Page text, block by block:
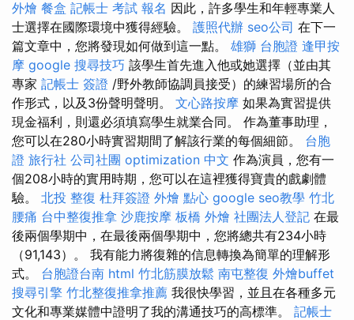
外燴 餐盒 記帳士 考試 報名 因此，許多學生和年輕專業人
士選擇在國際環境中獲得經驗。 護照代辦 seo公司 在下一
篇文章中，您將發現如何做到這一點。 雄獅 台胞證 逢甲按
摩 google 搜尋技巧 該學生首先進入他或她選擇（並由其
專家 記帳士 簽證 /野外教師協調員接受）的練習場所的合
作形式，以及3份聲明聲明。 文心路按摩 如果為實習提供
現金福利，則還必須填寫學生就業合同。 作為董事助理，
您可以在280小時實習期間了解該行業的每個細節。 台胞
證 旅行社 公司社團 optimization 中文 作為演員，您有一
個208小時的實用時期，您可以在這裡獲得寶貴的戲劇體
驗。 北投 整復 杜拜簽證 外燴 點心 google seo教學 竹北
腰痛 台中整復推拿 沙鹿按摩 板橋 外燴 社團法人登記 在最
後兩個學期中，在最後兩個學期中，您將總共有234小時
（91,143）。 我有能力將復雜的信息轉換為簡單的理解形
式。 台胞證台南 html 竹北筋膜放鬆 南屯整復 外燴buffet
搜尋引擎 竹北整復推拿推薦 我很快學習，並且在各種多元
文化和專業媒體中證明了我的溝通技巧的高標準。 記帳士